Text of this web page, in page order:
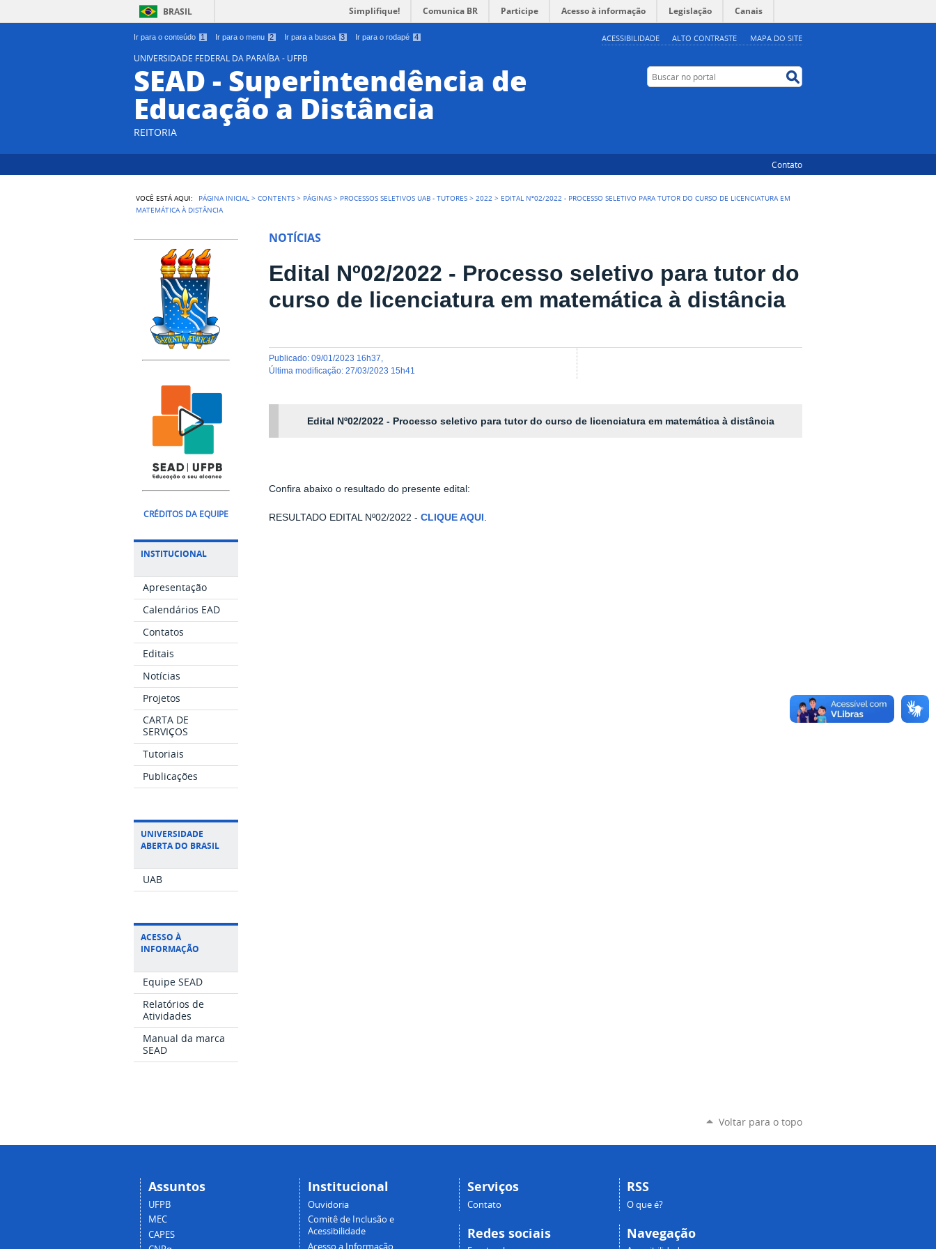
Ir para o conteúdo 1 Ir para o menu 2 Ir para a busca 3 Ir para o rodapé 4 ACESSIBILIDADE ALTO CONTRASTE MAPA DO SITE
BRASIL Simplifique! Comunica BR Participe Acesso à informação Legislação Canais
UNIVERSIDADE FEDERAL DA PARAÍBA - UFPB
SEAD - Superintendência de
Educação a Distância
REITORIA
Buscar no portal
Contato
VOCÊ ESTÁ AQUI: PÁGINA INICIAL >CONTENTS > PÁGINAS > PROCESSOS SELETIVOS UAB - TUTORES >2022 > EDITAL Nº02/2022 - PROCESSO SELETIVO PARA TUTOR DO CURSO DE LICENCIATURA EM
MATEMÁTICA À DISTÂNCIA
CRÉDITOS DA EQUIPE
INSTITUCIONAL
Apresentação
Calendários EAD
Contatos
Editais
Notícias
Projetos
CARTA DE
SERVIÇOS
Tutoriais
Publicações
UNIVERSIDADE
ABERTA DO BRASIL
UAB
ACESSO À
INFORMAÇÃO
Equipe SEAD
Relatórios de
Atividades
Manual da marca
SEAD
NOTÍCIAS
Edital Nº02/2022 - Processo seletivo para tutor do
curso de licenciatura em matemática à distância
publicado:09/01/2023 16h37
última modificação:27/03/2023 15h41
Edital Nº02/2022 - Processo seletivo para tutor do curso de licenciatura em matemática à distância
Confira abaixo o resultado do presente edital:
RESULTADO EDITAL Nº02/2022 -CLIQUE AQUI .
Voltar para o topo
Assuntos
UFPB
MEC
CAPES
Institucional
Ouvidoria
Comitê de Inclusão e
Acessibilidade
Acesso a Informação
Serviços
Contato
Redes sociais
RSS
O que é?
Navegação